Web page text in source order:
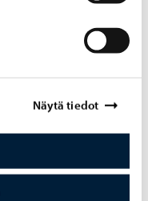
Näytä tiedot